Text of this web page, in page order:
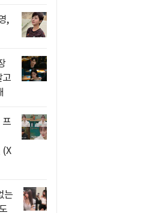
,
프
(X
는